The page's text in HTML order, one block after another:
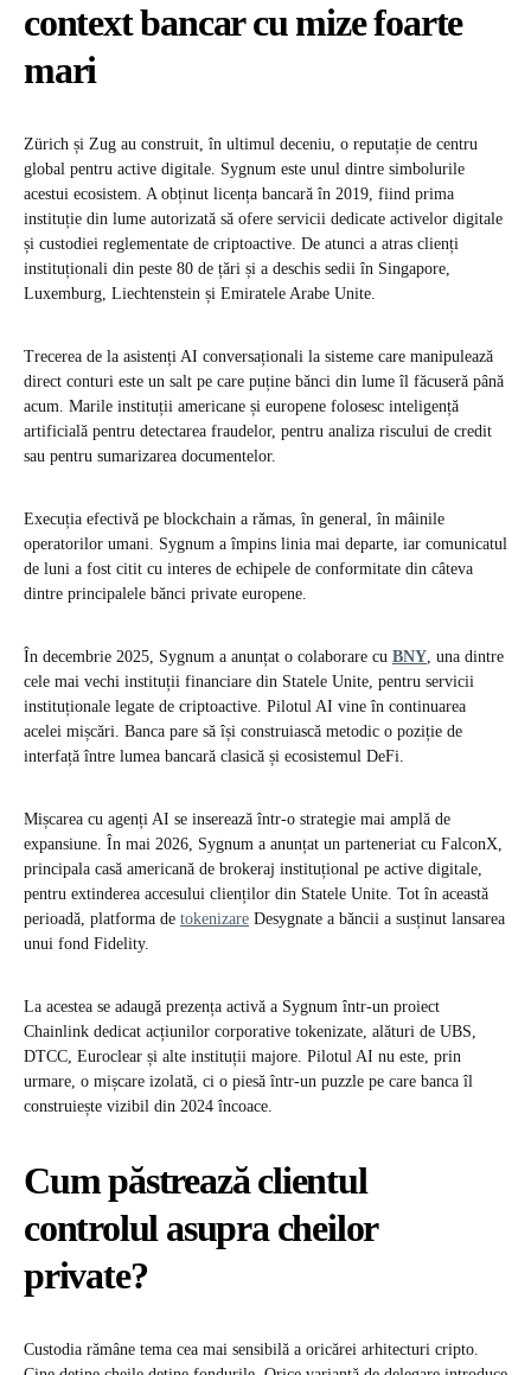
context bancar cu mize foarte
mari
Zürich și Zug au construit, în ultimul deceniu, o reputație de centru
global pentru active digitale. Sygnum este unul dintre simbolurile
acestui ecosistem. A obținut licența bancară în 2019, fiind prima
instituție din lume autorizată să ofere servicii dedicate activelor digitale
și custodiei reglementate de criptoactive. De atunci a atras clienți
instituționali din peste 80 de țări și a deschis sedii în Singapore,
Luxemburg, Liechtenstein și Emiratele Arabe Unite.
Trecerea de la asistenți AI conversaționali la sisteme care manipulează
direct conturi este un salt pe care puține bănci din lume îl făcuseră până
acum. Marile instituții americane și europene folosesc inteligență
artificială pentru detectarea fraudelor, pentru analiza riscului de credit
sau pentru sumarizarea documentelor.
Execuția efectivă pe blockchain a rămas, în general, în mâinile
operatorilor umani. Sygnum a împins linia mai departe, iar comunicatul
de luni a fost citit cu interes de echipele de conformitate din câteva
dintre principalele bănci private europene.
În decembrie 2025, Sygnum a anunțat o colaborare cu BNY, una dintre
cele mai vechi instituții financiare din Statele Unite, pentru servicii
instituționale legate de criptoactive. Pilotul AI vine în continuarea
acelei mișcări. Banca pare să își construiască metodic o poziție de
interfață între lumea bancară clasică și ecosistemul DeFi.
Mișcarea cu agenți AI se inserează într-o strategie mai amplă de
expansiune. În mai 2026, Sygnum a anunțat un parteneriat cu FalconX,
principala casă americană de brokeraj instituțional pe active digitale,
pentru extinderea accesului clienților din Statele Unite. Tot în această
perioadă, platforma de tokenizare Desygnate a băncii a susținut lansarea
unui fond Fidelity.
La acestea se adaugă prezența activă a Sygnum într-un proiect
Chainlink dedicat acțiunilor corporative tokenizate, alături de UBS,
DTCC, Euroclear și alte instituții majore. Pilotul AI nu este, prin
urmare, o mișcare izolată, ci o piesă într-un puzzle pe care banca îl
construiește vizibil din 2024 încoace.
Cum păstrează clientul
controlul asupra cheilor
private?
Custodia rămâne tema cea mai sensibilă a oricărei arhitecturi cripto.